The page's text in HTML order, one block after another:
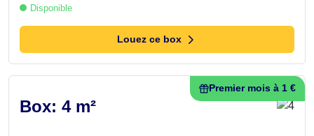
Disponible
Louez ce box
Premier mois à 1 €
Box: 4 m²